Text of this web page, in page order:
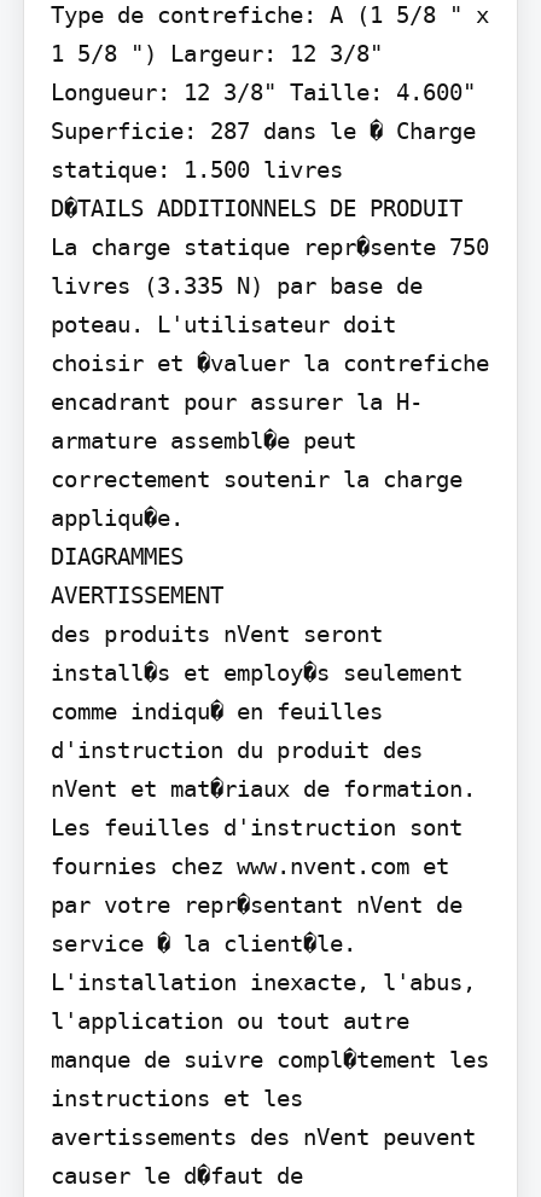
Type de contrefiche: A (1 5/8 " x
1 5/8 ") Largeur: 12 3/8"
Longueur: 12 3/8" Taille: 4.600"
Superficie: 287 dans le � Charge
statique: 1.500 livres
D�TAILS ADDITIONNELS DE PRODUIT
La charge statique repr�sente 750
livres (3.335 N) par base de
poteau. L'utilisateur doit
choisir et �valuer la contrefiche
encadrant pour assurer la H-
armature assembl�e peut
correctement soutenir la charge
appliqu�e.
DIAGRAMMES
AVERTISSEMENT
des produits nVent seront
install�s et employ�s seulement
comme indiqu� en feuilles
d'instruction du produit des
nVent et mat�riaux de formation.
Les feuilles d'instruction sont
fournies chez www.nvent.com et
par votre repr�sentant nVent de
service � la client�le.
L'installation inexacte, l'abus,
l'application ou tout autre
manque de suivre compl�tement les
instructions et les
avertissements des nVent peuvent
causer le d�faut de